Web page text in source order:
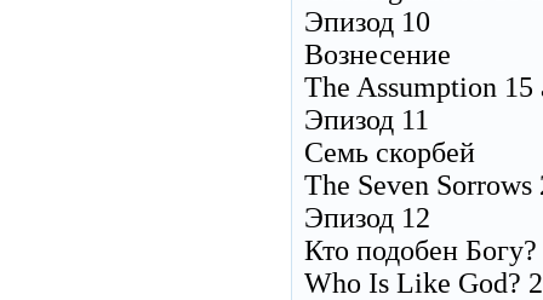
Эпизод 10
Вознесение
The Assumption 15
Эпизод 11
Семь скорбей
The Seven Sorrows
Эпизод 12
Кто подобен Богу?
Who Is Like God?